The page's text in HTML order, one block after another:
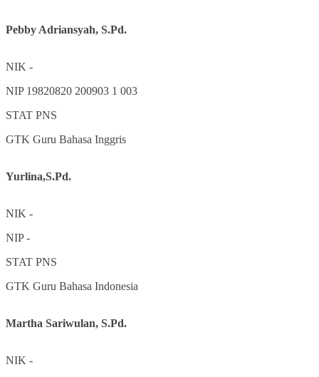
Pebby Adriansyah, S.Pd.
NIK -
NIP 19820820 200903 1 003
STAT PNS
GTK Guru Bahasa Inggris
Yurlina,S.Pd.
NIK -
NIP-
STAT PNS
GTK Guru Bahasa Indonesia
Martha Sariwulan, S.Pd.
NIK -